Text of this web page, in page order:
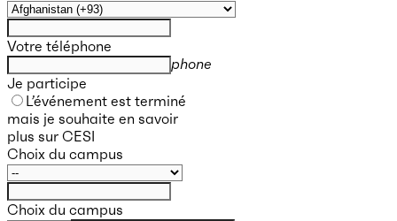
Votre téléphone
phone
Je participe
L’événement est terminé
mais je souhaite en savoir
plus sur CESI
Choix du campus
Choix du campus